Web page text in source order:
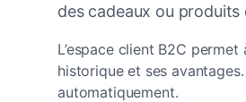
des cadeaux ou
L’espace client B2C
historique et ses
automatiquement.